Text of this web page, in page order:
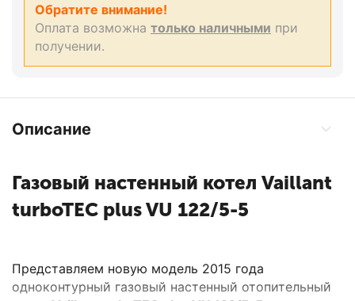
Обратите внимание!
Оплата возможна только наличными при
получении.
Описание
Газовый настенный котел Vaillant
turboTEC plus VU 122/5-5
Представляем новую модель 2015 года
одноконтурный газовый настенный отопительный